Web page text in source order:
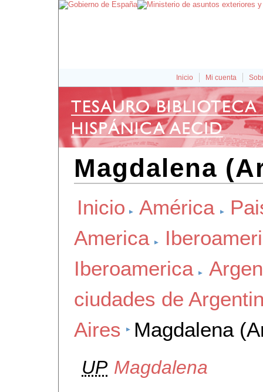
Inicio Mi cuenta
Magdalena
Inicio América
America
Iberoamerica
ciudades de
Aires
Magdalena
UP Magdalena